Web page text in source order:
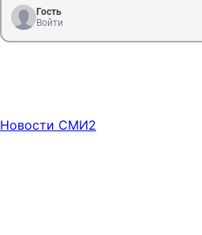
Гость
Войти
Новости СМИ2